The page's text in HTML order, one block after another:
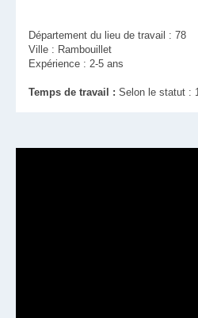
Département du lieu de travail : 78
Ville : Rambouillet
Expérience : 2-5 ans
Temps de travail : Selon le statut :